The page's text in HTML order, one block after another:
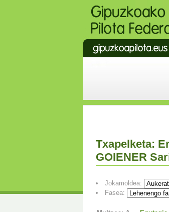
Txapelketa:
GOIENER
Jokamoldea:
Fasea: